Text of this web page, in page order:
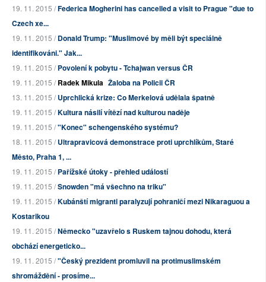
19. 11. 2015 /Federica Mogherini has cancelled a visit to Prague "due to
Czech xe...
19. 11. 2015 /Donald Trump: "Muslimové by měli být speciálně
identifikováni." Jak...
19. 11. 2015 /Povolení k pobytu - Tchajwan versus ČR
19. 11. 2015 /Radek Mikula Žaloba na Policii ČR
13. 11. 2015 /Uprchlická krize: Co Merkelová udělala špatně
19. 11. 2015 /Kultura násilí vítězí nad kulturou naděje
19. 11. 2015 /"Konec" schengenského systému?
18. 11. 2015 /Ultrapravicová demonstrace proti uprchlíkům, Staré
Město, Praha 1, ...
19. 11. 2015 /Pařížské útoky - přehled událostí
19. 11. 2015 /Snowden "má všechno na triku"
19. 11. 2015 /Kubánští migranti paralyzují pohraničí mezi Nikaraguou a
Kostarikou
19. 11. 2015 /Německo "uzavřelo s Ruskem tajnou dohodu, která
obchází energeticko...
19. 11. 2015 /"Český prezident promluvil na protimuslimském
shromáždění - prosíme...